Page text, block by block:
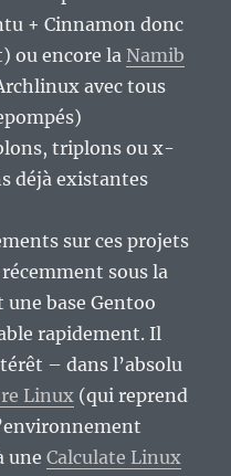
+ Cinnamon donc
ou encore la Namib
avec tous
triplons ou x-
déjà existantes
sur ces projets
récemment sous la
une base Gentoo
rapidement. Il
– dans l’absolu
Linux (qui reprend
uneCalculate Linux